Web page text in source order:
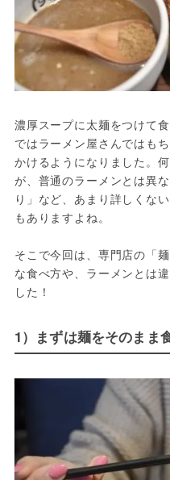
濃厚スープに太麺をつけて
ではラーメン屋さんではも
かけるようになりました。
が、普通のラーメンとは異
り」など、あまり詳しくな
もありますよね。
そこで今回は、専門店の「
な食べ方や、ラーメンとは
した！
1）まずは麺をそのまま